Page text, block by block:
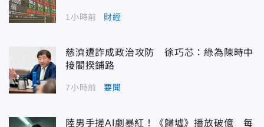
1小時前 財經
慈濟遭詐成政治攻防 徐巧芯：綠為陳時中
接閣揆鋪路
7小時前 要聞
陸男手搓AI劇暴紅！《歸墟》播放破億 每